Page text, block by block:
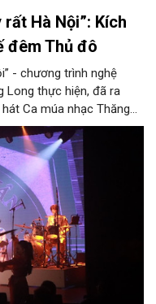
Hà Nội”: Kích
đêm Thủ đô
- chương trình nghệ
Long thực hiện, đã ra
Ca múa nhạc Thăng
phường Hoàn Kiếm).